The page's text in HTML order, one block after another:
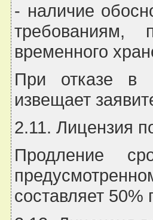
- наличие
временного
При отказе в
извещает
2.11. Лицензия
Продление
составляет